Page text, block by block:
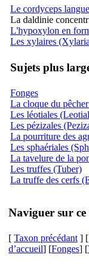
Le cordyceps
La daldinie
L'hypoxylon en
Les xylaires
Sujets plus
Fonges
La cloque du
Les léotiales
Les pézizales
La pourriture des
Les sphaériales
La tavelure de la
Les truffes (Tuber)
La truffe des cerfs
Naviguer sur ce
[ Taxon précédant ] [
d’accueil] [Fonges] [